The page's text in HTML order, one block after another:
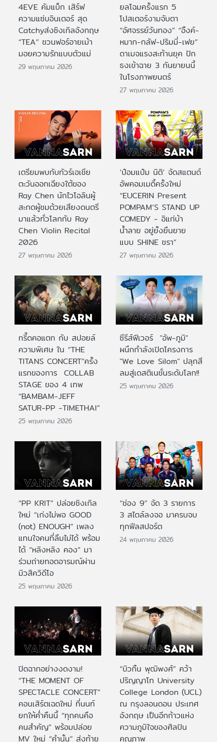
4EVE คัมแบ็ก เสิร์ฟ
ความแซ่บอินเตอร์ สุด
Catchyส่งซิงเกิลอังกฤษ
“TEA” ชวนฟอร์อายเม้า
มอยความรักแบบตัวแม่
29 พฤษภาคม 2026
ยลโฉมครั้งแรก 5
โปสเตอร์งามจับตา
“อัศจรรย์วันทอง” “อิ้งค์-
หมาก-กลัฟ-ปริมมี่-เฟย”
ดาเมจแรงสะท้านยุค ปัก
ธงเข้าฉาย 3 กันยายนนี้
ในโรงภาพยนตร์
27 พฤษภาคม 2026
เตรียมพบกับทัวร์เอเชีย
ตะวันออกเฉียงใต้ของ
Ray Chen นักไวโอลินผู้
สะกดผู้ชมด้วยเสียงดนตรี
มาแล้วทั่วโลกกับ Ray
Chen Violin Recital
2026
27 พฤษภาคม 2026
‘ป๋อมแป๋ม นิติ’ จัดสแตนด์
อัพคอมเมดี้ครั้งใหม่
“EUCERIN Present
POMPAM’S STAND UP
COMEDY - อิแก่บ้า
น้ำลาย อยู่ยั้งยืนยาย
แบบ SHINE ชรา”
27 พฤษภาคม 2026
กรี๊ดคอแตก กับ สปอยล์
ความพิเศษ ใน “THE
TITANS CONCERT”ครั้ง
แรกของการ COLLAB
STAGE ของ 4 เทพ
“BAMBAM-JEFF
SATUR-PP -TIMETHAI”
25 พฤษภาคม 2026
ซีรีส์ฟีเวอร์ "อัพ-ภูมิ"
ผนึกกำลังเปิดโครงการ
"We Love Silom" ปลุกสี
ลมสู่เดสติเนชั่นระดับโลก!!
25 พฤษภาคม 2026
“PP KRIT” ปล่อยซิงเกิล
ใหม่ “เก่งไม่พอ GOOD
(not) ENOUGH” เพลง
แทนใจคนที่ลืมไม่ได้ พร้อม
ได้ “หลิงหลิง คอง” มา
ร่วมถ่ายทอดอารมณ์ผ่าน
มิวสิควิดีโอ
25 พฤษภาคม 2026
“ช่อง 9” จัด 3 รายการ
3 สไตล์ลงจอ มาครบจบ
ทุกฟีลสปอร์ต
24 พฤษภาคม 2026
ปิดฉากอย่างงดงาม!
“THE MOMENT OF
SPECTACLE CONCERT”
คอนเสิร์ตเฉดใหม่ ที่นนท์
ยกให้ค่ำคืนนี้ “ทุกคนคือ
คนสำคัญ” พร้อมปล่อย
MV ใหม่ “คำนั้น” ส่งท้าย
“บิวกิ้น พุฒิพงศ์” คว้า
ปริญญาโท University
College London (UCL)
ณ กรุงลอนดอน ประเทศ
อังกฤษ เป็นอีกก้าวแห่ง
ความภูมิใจของศิลปิน
คุณภาพ